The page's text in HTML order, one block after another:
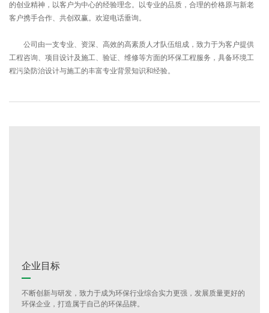
的创业精神，以客户为中心的经验理念。以专业的品质，合理的价格原与新老
客户携手合作、共创双赢。欢迎电话垂询。
公司由一支专业、资深、高效的高素质人才队伍组成，致力于为客户提供
工程咨询、项目设计及施工、验证、维修等方面的环保工程服务，具备环境工
程污染防治设计与施工的丰富专业背景知识和经验。
企业目标
不断创新与研发，致力于成为环保行业综合实力更强，发展质量更好的
环保企业，打造属于自己的环保品牌。